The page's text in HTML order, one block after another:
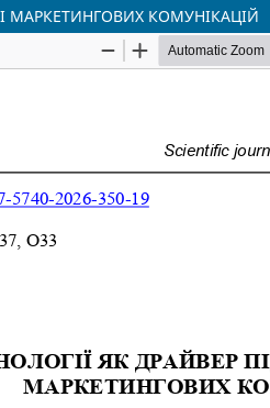
МАРКЕТИНГОВИХ КОМУНІКАЦІЙ